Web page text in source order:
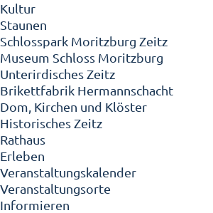
Kultur
Staunen
Schlosspark Moritzburg Zeitz
Museum Schloss Moritzburg
Unterirdisches Zeitz
Brikettfabrik Hermannschacht
Dom, Kirchen und Klöster
Historisches Zeitz
Rathaus
Erleben
Veranstaltungskalender
Veranstaltungsorte
Informieren